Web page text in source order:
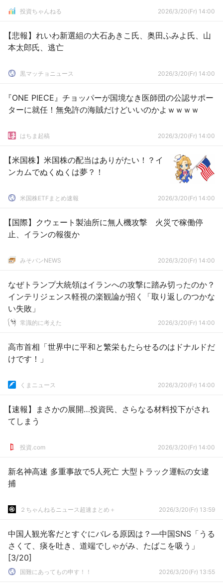
投資ちゃんねる 2026/3/20(Fr) 14:00
【悲報】れいわ新選組の大石あきこ氏、奥田ふみよ氏、山
本太郎氏、逃亡
黒マッチョニュース 2026/3/20(Fr) 14:00
『ONE PIECE』チョッパーが国境なき医師団の公認サポー
ターに就任！無免許の海賊だけどいいのかよｗｗｗｗ
はちま起稿 2026/3/20(Fr) 14:00
【米国株】米国株の配当はありがたい！？イ
ンカムでぬくぬくは夢？！
米国株ETFまとめ速報 2026/3/20(Fr) 14:00
【国際】クウェート製油所に無人機攻撃 火災で稼働停
止、イランの報復か
みそパンNEWS 2026/3/20(Fr) 14:00
なぜトランプ大統領はイランへの攻撃に踏み切ったのか？
インテリジェンス軽視の楽観論が招く「取り返しのつかな
い失敗」
常識的に考えた 2026/3/20(Fr) 14:00
高市首相「世界中に平和と繁栄もたらせるのはドナルドだ
けです！」
くまニュース 2026/3/20(Fr) 14:00
【速報】まさかの展開…投資民、さらなる材料投下がされ
てしまう
投資.com 2026/3/20(Fr) 14:00
新名神高速 多重事故で5人死亡 大型トラック運転の女逮
捕
２ちゃんねるニュース超速まとめ＋ 2026/3/20(Fr) 13:59
中国人観光客だとすぐにバレる原因は？―中国SNS「うる
さくて、痰を吐き、道端でしゃがみ、たばこを吸う」
[3/20]
国難にあってもの申す！！ 2026/3/20(Fr) 13:55